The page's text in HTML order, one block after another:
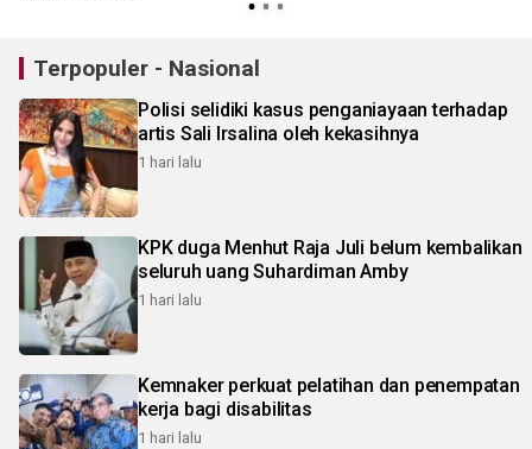
Terpopuler - Nasional
Polisi selidiki kasus penganiayaan terhadap
artis Sali Irsalina oleh kekasihnya
1 hari lalu
KPK duga Menhut Raja Juli belum kembalikan
seluruh uang Suhardiman Amby
1 hari lalu
Kemnaker perkuat pelatihan dan penempatan
kerja bagi disabilitas
1 hari lalu